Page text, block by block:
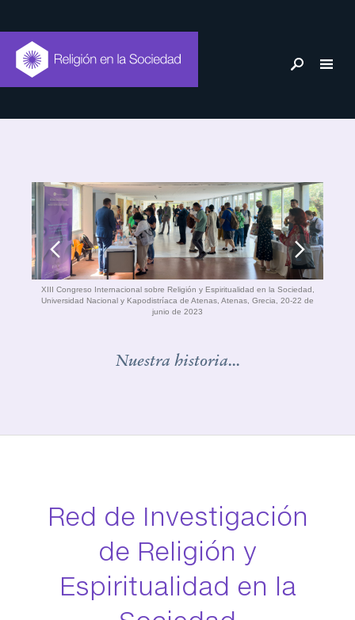
Historia
XIII Congreso Internacional sobre Religión y Espiritualidad en la Sociedad,
Universidad Nacional y Kapodistríaca de Atenas, Atenas, Grecia, 20-22 de
junio de 2023
Nuestra historia...
Red de Investigación
de Religión y
Espiritualidad en la